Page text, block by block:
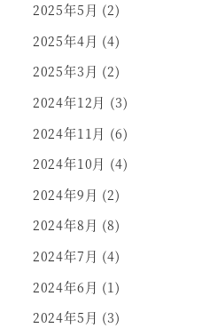
2025年5月 (2)
2025年4月 (4)
2025年3月 (2)
2024年12月 (3)
2024年11月 (6)
2024年10月 (4)
2024年9月 (2)
2024年8月 (8)
2024年7月 (4)
2024年6月 (1)
2024年5月 (3)